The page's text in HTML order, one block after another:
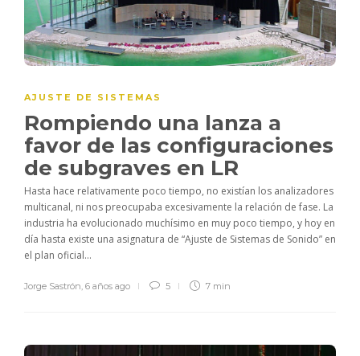
AJUSTE DE SISTEMAS
Rompiendo una lanza a
favor de las configuraciones
de subgraves en LR
Hasta hace relativamente poco tiempo, no existían los analizadores
multicanal, ni nos preocupaba excesivamente la relación de fase. La
industria ha evolucionado muchísimo en muy poco tiempo, y hoy en
día hasta existe una asignatura de “Ajuste de Sistemas de Sonido” en
el plan oficial...
Jorge Sastrón, 6 años ago 5 7 min